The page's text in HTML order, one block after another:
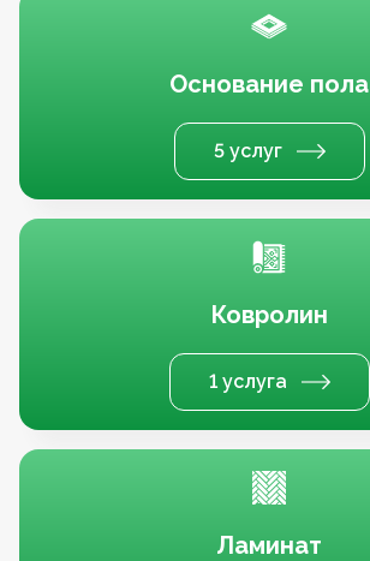
Основание пола
5 услуг
Ковролин
1 услуга
Ламинат